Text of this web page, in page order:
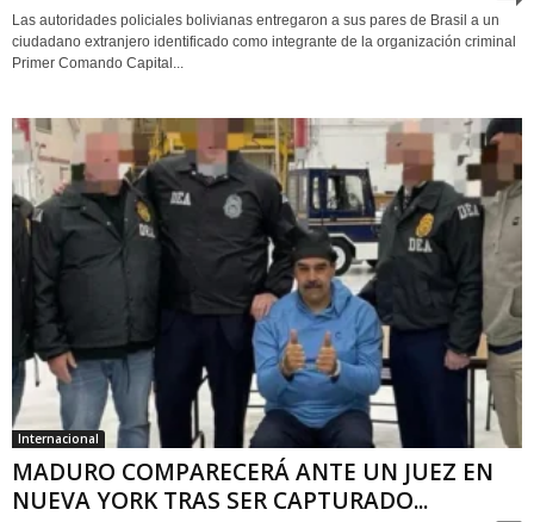
Las autoridades policiales bolivianas entregaron a sus pares de Brasil a un
ciudadano extranjero identificado como integrante de la organización criminal
Primer Comando Capital...
Internacional
MADURO COMPARECERÁ ANTE UN JUEZ EN
NUEVA YORK TRAS SER CAPTURADO...